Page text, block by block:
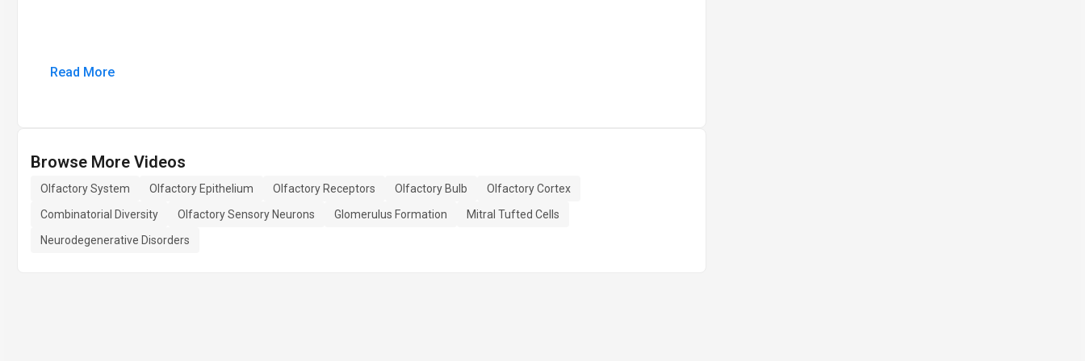
Read More
Browse More Videos
Olfactory System Olfactory Epithelium Olfactory Receptors Olfactory Bulb
Olfactory Cortex
Combinatorial Diversity
Olfactory Sensory Neurons Glomerulus Formation
Mitral Tufted Cells
Neurodegenerative Disorders